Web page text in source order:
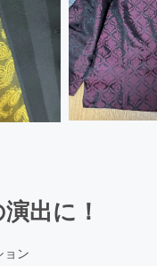
出に！
ョン